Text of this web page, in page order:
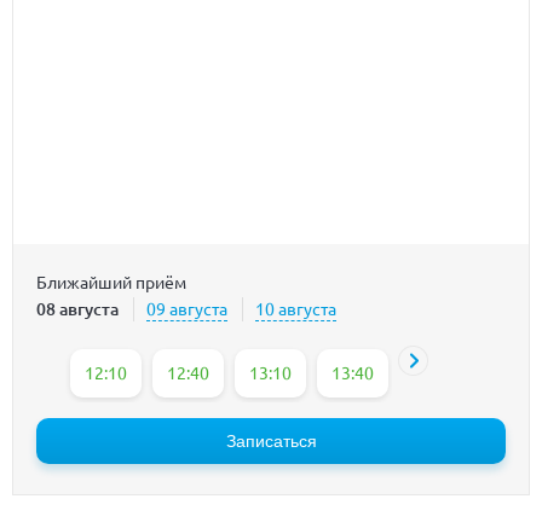
Ближайший приём
08 августа 09 августа 10 августа
12:10 12:40 13:10 13:40 14:10
Записаться